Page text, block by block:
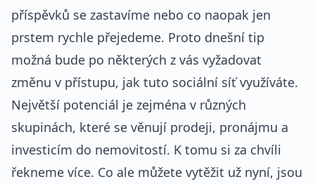
příspěvků se zastavíme nebo co naopak jen
prstem rychle přejedeme. Proto dnešní tip
možná bude po některých z vás vyžadovat
změnu v přístupu, jak tuto sociální síť využíváte.
Největší potenciál je zejména v různých
skupinách, které se věnují prodeji, pronájmu a
investicím do nemovitostí. K tomu si za chvíli
řekneme více. Co ale můžete vytěžit už nyní, jsou